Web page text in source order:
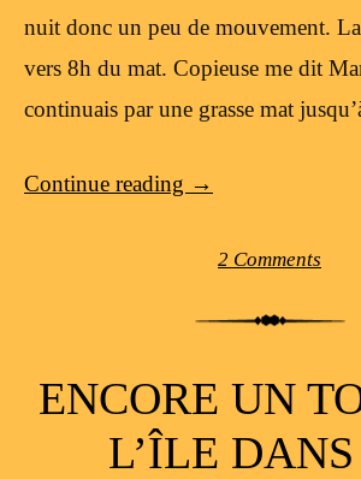
nuit donc un peu de mouvement.
vers 8h du mat. Copieuse me dit
continuais par une grasse mat
Continue reading →
2 Comments
ENCORE UN
L’ÎLE